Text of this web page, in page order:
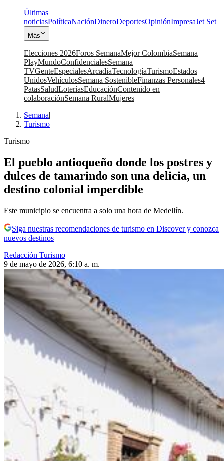
Últimas
noticiasPolíticaNaciónDineroDeportesOpiniónImpresaJet Set
Más
Elecciones 2026Foros SemanaMejor ColombiaSemana
PlayMundoConfidencialesSemana
TVGenteEspecialesArcadiaTecnologíaTurismoEstados
UnidosVehículosSemana SostenibleFinanzas Personales4
PatasSaludLoteríasEducaciónContenido en
colaboraciónSemana RuralMujeres
Semana|
Turismo
Turismo
El pueblo antioqueño donde los postres y
dulces de tamarindo son una delicia, un
destino colonial imperdible
Este municipio se encuentra a solo una hora de Medellín.
Siga nuestras recomendaciones de turismo en Discover y conozca
nuevos destinos
Redacción Turismo
9 de mayo de 2026, 6:10 a. m.